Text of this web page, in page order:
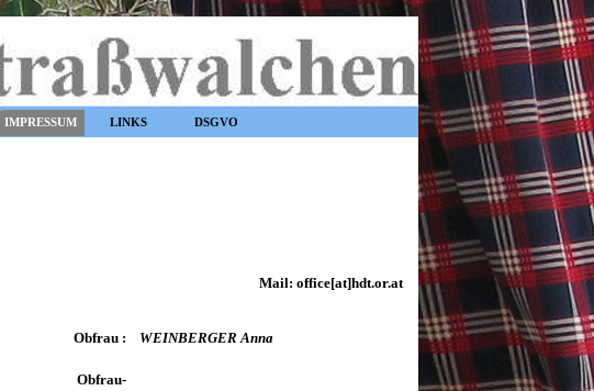
▼
IMPRESSUM LINKS DSGVO
Mail: office[at]hdt.or.at
Obfrau :
Obfrau-
WEINBERGER Anna